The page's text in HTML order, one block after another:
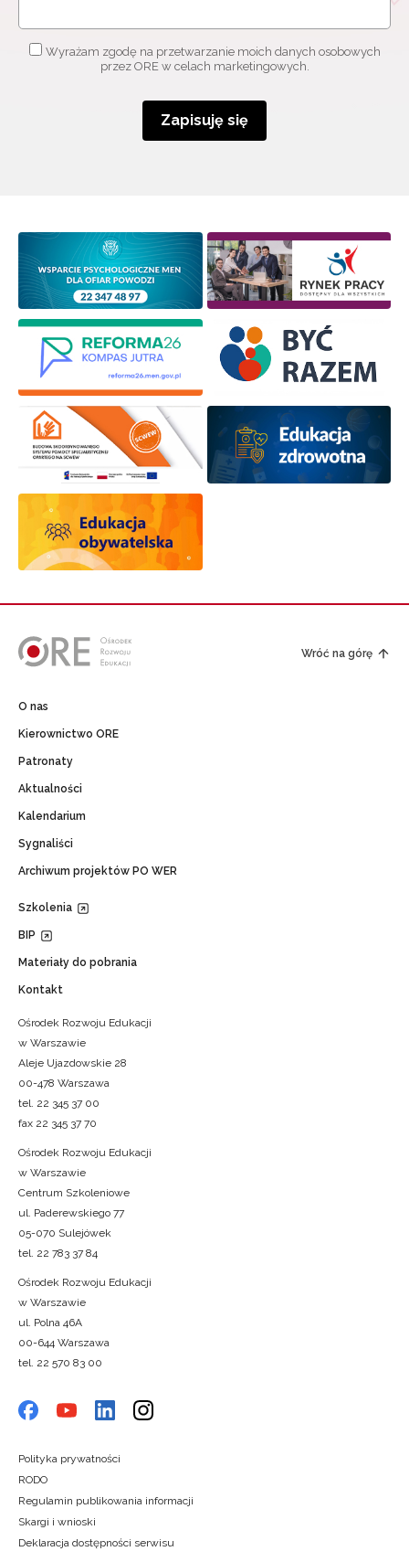
Wyrażam zgodę na przetwarzanie moich danych osobowych
przez ORE w celach marketingowych.
Zapisuję się
Wróć na górę
O nas
Kierownictwo ORE
Patronaty
Aktualności
Kalendarium
Sygnaliści
Archiwum projektów PO WER
Szkolenia
BIP
Materiały do pobrania
Kontakt
Ośrodek Rozwoju Edukacji
w Warszawie
Aleje Ujazdowskie 28
00-478 Warszawa
tel. 22 345 37 00
fax 22 345 37 70
Ośrodek Rozwoju Edukacji
w Warszawie
Centrum Szkoleniowe
ul. Paderewskiego 77
05-070 Sulejówek
tel. 22 783 37 84
Ośrodek Rozwoju Edukacji
w Warszawie
ul. Polna 46A
00-644 Warszawa
tel. 22 570 83 00
Polityka prywatności
RODO
Regulamin publikowania informacji
Skargi i wnioski
Deklaracja dostępności serwisu